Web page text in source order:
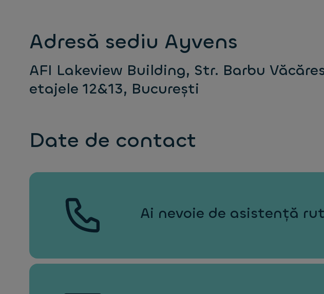
Adresă sediu Ayvens
AFI Lakeview Building, Str. Barbu
etajele 12&13, București
Date de contact
Ai nevoie de asistență